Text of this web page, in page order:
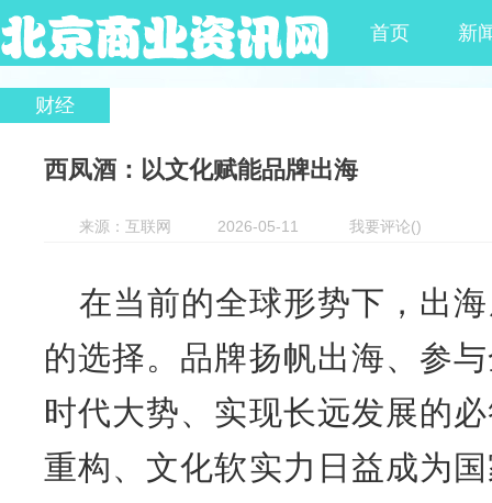
首页 新
财经
西凤酒：以文化赋能品牌出海
来源：互联网 2026-05-11 我要评论()
在当前的全球形势下，出
的选择。品牌扬帆出海、参
时代大势、实现长远发展的
重构、文化软实力日益成为